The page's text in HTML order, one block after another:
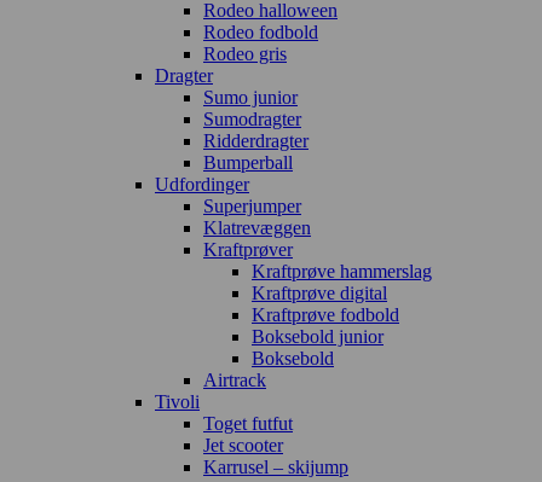
Rodeo halloween
Rodeo fodbold
Rodeo gris
Dragter
Sumo junior
Sumodragter
Ridderdragter
Bumperball
Udfordinger
Superjumper
Klatrevæggen
Kraftprøver
Kraftprøve hammerslag
Kraftprøve digital
Kraftprøve fodbold
Boksebold junior
Boksebold
Airtrack
Tivoli
Toget futfut
Jet scooter
Karrusel – skijump